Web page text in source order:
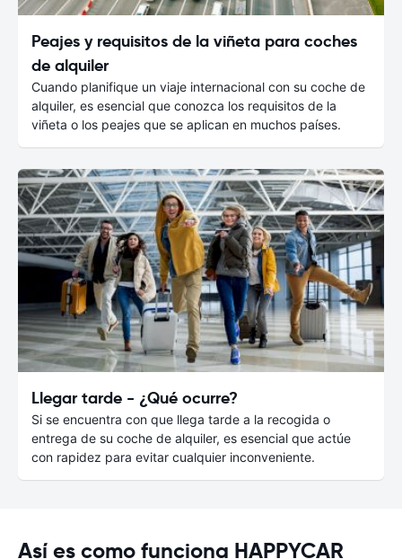
Peajes y requisitos de la viñeta para coches
de alquiler
Cuando planifique un viaje internacional con su coche de
alquiler, es esencial que conozca los requisitos de la
viñeta o los peajes que se aplican en muchos países.
Llegar tarde - ¿Qué ocurre?
Si se encuentra con que llega tarde a la recogida o
entrega de su coche de alquiler, es esencial que actúe
con rapidez para evitar cualquier inconveniente.
Así es como funciona HAPPYCAR